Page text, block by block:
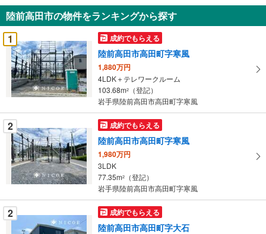
知
を
受
け
取
る
・
条
件
を
マ
イ
ペ
ー
に
保
陸前高田市の物件をランキングから探す
1
成約でもらえる
陸前高田市高田町字寒風
1,880万円
4LDK＋テレワークルーム
103.68m2
（登記）
岩手県陸前高田市高田町字寒風
2 成約でもらえる
陸前高田市高田町字寒風
1,980万円
3LDK
77.35m2
（登記）
岩手県陸前高田市高田町字寒風
2 成約でもらえる
陸前高田市高田町字大石